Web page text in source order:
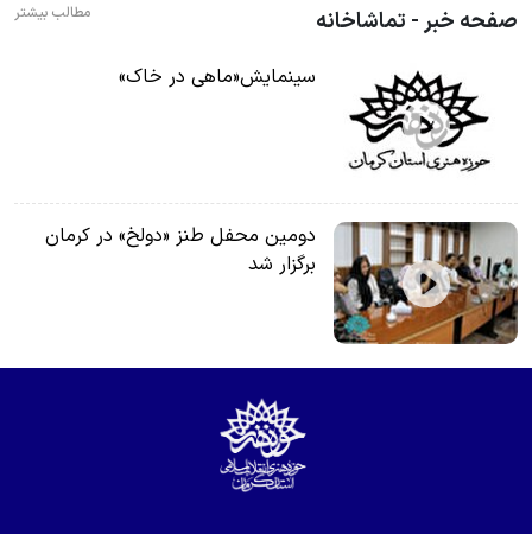
صفحه خبر - تماشاخانه مطالب بیشتر
سینمایش«ماهی در خاک»
دومین محفل طنز «دولخ» در کرمان
برگزار شد